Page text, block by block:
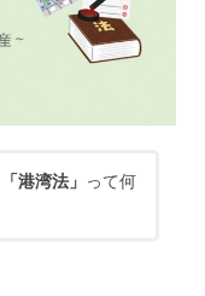
「港湾法」 って何